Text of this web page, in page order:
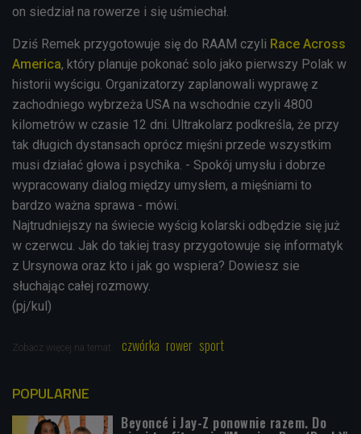
on siedział na rowerze i się uśmiechał.
Dziś Remek przygotowuje się do RAAM czyli Race Across
America, który planuje pokonać solo jako pierwszy Polak w
historii wyścigu. Organizatorzy zaplanowali wyprawę z
zachodniego wybrzeża USA na wschodnie czyli 4800
kilometrów w czasie 12 dni. Ultrakolarz podkreśla, że przy
tak długich dystansach oprócz mięśni przede wszystkim
musi działać głowa i psychika. - Spokój umysłu i dobrze
wypracowany dialog między umysłem, a mięśniami to
bardzo ważna sprawa - mówi.
Najtrudniejszy na świecie wyścig kolarski odbędzie się już
w czerwcu. Jak do takiej trasy przygotowuje się informatyk
z Ursynowa oraz kto i jak go wspiera? Dowiesz sie
słuchając całej rozmowy.
(pj/kul)
Zobacz więcej na temat: czwórka rower sport
POPULARNE
Beyoncé i Jay-Z ponownie razem. Do